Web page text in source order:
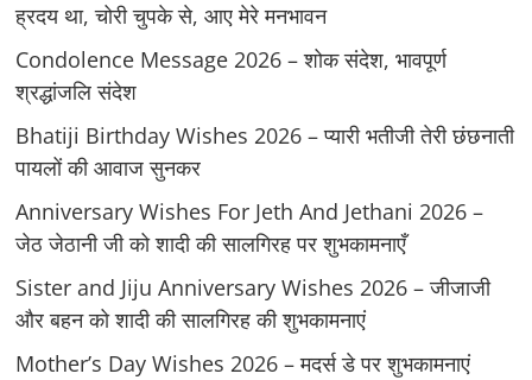
ह्रदय था, चोरी चुपके से, आए मेरे मनभावन
Condolence Message 2026 – शोक संदेश, भावपूर्ण
श्रद्धांजलि संदेश
Bhatiji Birthday Wishes 2026 – प्यारी भतीजी तेरी छंछनाती
पायलों की आवाज सुनकर
Anniversary Wishes For Jeth And Jethani 2026 –
जेठ जेठानी जी को शादी की सालगिरह पर शुभकामनाएँ
Sister and Jiju Anniversary Wishes 2026 – जीजाजी
और बहन को शादी की सालगिरह की शुभकामनाएं
Mother’s Day Wishes 2026 – मदर्स डे पर शुभकामनाएं